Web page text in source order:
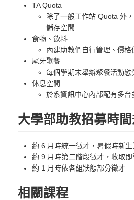
TA Quota
除了一般工作站 Quota 外
儲存空間
食物、飲料
內建助教們自行管理、價
尾牙聚餐
每個學期末舉辦聚餐活動慰
休息空間
於系資訊中心內部配有多台
大學部助教招募時間
約 6 月時統一徵才，暑假時新生
約 9 月時第二階段徵才，收取即
約 1 月時依各組狀態部分徵才
相關課程